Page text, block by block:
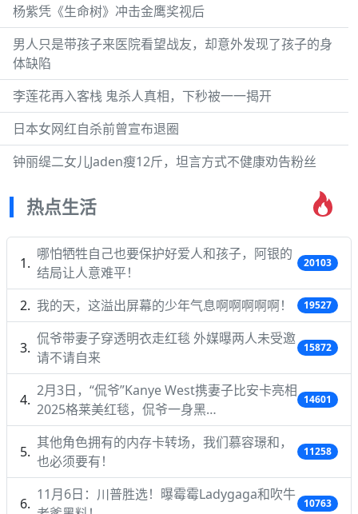
杨紫凭《生命树》冲击金鹰奖视后
男人只是带孩子来医院看望战友，却意外发现了孩子的身
体缺陷
李莲花再入客栈 鬼杀人真相，下秒被一一揭开
日本女网红自杀前曾宣布退圈
钟丽缇二女儿Jaden瘦12斤，坦言方式不健康劝告粉丝
热点生活
哪怕牺牲自己也要保护好爱人和孩子，阿银的
结局让人意难平！
20103
我的天，这溢出屏幕的少年气息啊啊啊啊啊！ 19527
侃爷带妻子穿透明衣走红毯 外媒曝两人未受邀
请不请自来
15872
2月3日，“侃爷”Kanye West携妻子比安卡亮相
2025格莱美红毯，侃爷一身黑…
14601
其他角色拥有的内存卡转场，我们慕容璟和，
也必须要有！
11258
11月6日：川普胜选！曝霉霉Ladygaga和吹牛
10763